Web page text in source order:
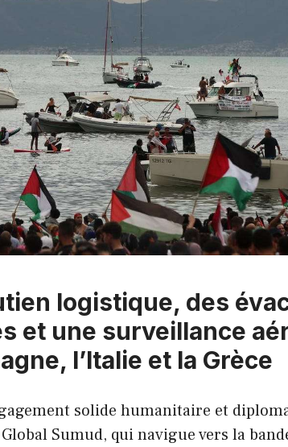
logistique, des
et une surveillance
l’Italie et la Grèce
solide humanitaire et
Sumud, qui navigue vers la